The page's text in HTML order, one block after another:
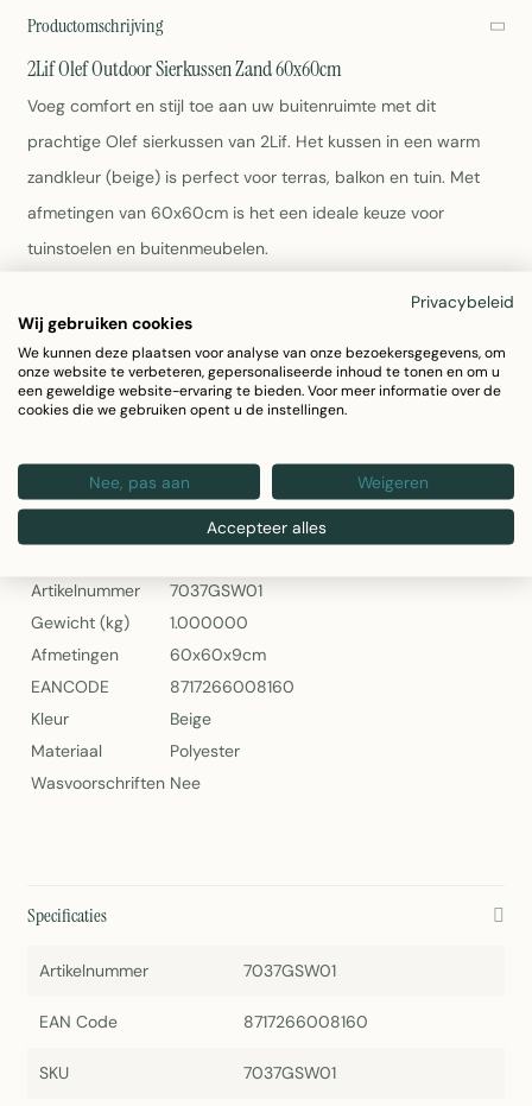
Productomschrijving
2Lif Olef Outdoor Sierkussen Zand 60x60cm
Voeg comfort en stijl toe aan uw buitenruimte met dit
prachtige Olef sierkussen van 2Lif. Het kussen in een warm
zandkleur (beige) is perfect voor terras, balkon en tuin. Met
afmetingen van 60x60cm is het een ideale keuze voor
tuinstoelen en buitenmeubelen.
Kleur: Zand (beige)
Materiaal: Polyester
Gewicht: 1 kg
Duurzaam en weersbestendig
2Lif Olef Outdoor Sierkussen Zand 60x60cm
Artikelnummer
7037GSW01
Gewicht (kg)
1.000000
Afmetingen
60x60x9cm
EANCODE
8717266008160
Kleur
Beige
Materiaal
Polyester
Wasvoorschriften Nee
Specificaties
Artikelnummer 7037GSW01
EAN Code 8717266008160
SKU 7037GSW01
Privacybeleid
Wij gebruiken cookies
We kunnen deze plaatsen voor analyse van onze bezoekersgegevens, om
onze website te verbeteren, gepersonaliseerde inhoud te tonen en om u
een geweldige website-ervaring te bieden. Voor meer informatie over de
cookies die we gebruiken opent u de instellingen.
Nee, pas aan Weigeren
Accepteer alles